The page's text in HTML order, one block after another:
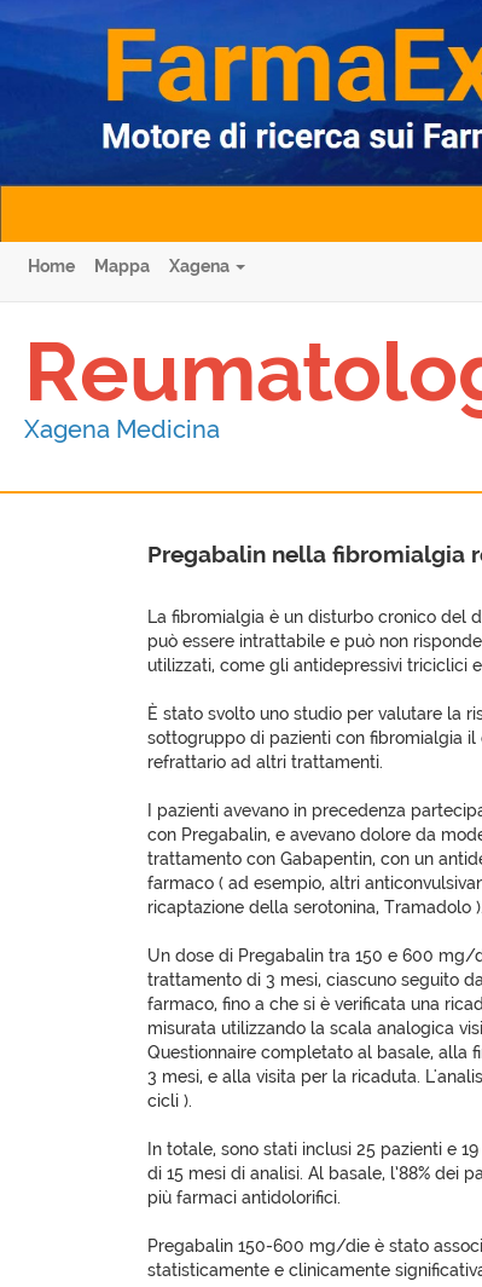
Home Mappa Xagena
Xagena Medicina
Pregabalin nella fibromialgia
La fibromialgia è un disturbo cronico del
può essere intrattabile e può non
utilizzati, come gli antidepressivi triciclici
È stato svolto uno studio per valutare la
sottogruppo di pazienti con fibromialgia
refrattario ad altri trattamenti.
I pazienti avevano in precedenza
con Pregabalin, e avevano dolore da
trattamento con Gabapentin, con un
farmaco ( ad esempio, altri
ricaptazione della serotonina, Tramadolo ).
Un dose di Pregabalin tra 150 e 600
trattamento di 3 mesi, ciascuno seguito
farmaco, fino a che si è verificata una
misurata utilizzando la scala analogica
Questionnaire completato al basale, alla
3 mesi, e alla visita per la ricaduta.
cicli ).
In totale, sono stati inclusi 25 pazienti e
di 15 mesi di analisi. Al basale, l’88% dei
più farmaci antidolorifici.
Pregabalin 150-600 mg/die è stato
statisticamente e clinicamente